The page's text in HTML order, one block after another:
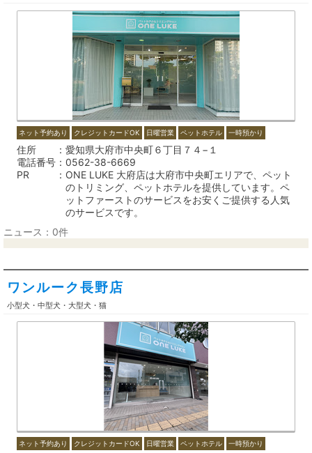
ネット予約あり クレジットカードOK 日曜営業 ペットホテル 一時預かり
住所
愛知県大府市中央町６丁目７４−１
電話番号
0562-38-6669
PR
ONE LUKE 大府店は大府市中央町エリアで、ペット
のトリミング、ペットホテルを提供しています。ペ
ットファーストのサービスをお安くご提供する人気
のサービスです。
ニュース：0件
ワンルーク長野店
小型犬・中型犬・大型犬・猫
ネット予約あり クレジットカードOK 日曜営業 ペットホテル 一時預かり